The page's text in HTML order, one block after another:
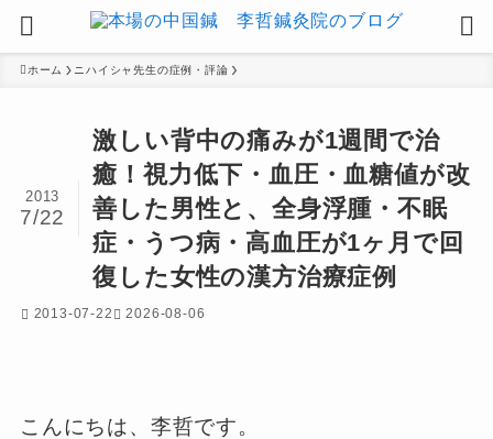
ホーム ニハイシャ先生の症例・評論
激しい背中の痛みが1週間で治
癒！視力低下・血圧・血糖値が改
善した男性と、全身浮腫・不眠
症・うつ病・高血圧が1ヶ月で回
復した女性の漢方治療症例
2013
7/22
2013-07-22 2026-08-06
こんにちは、李哲です。